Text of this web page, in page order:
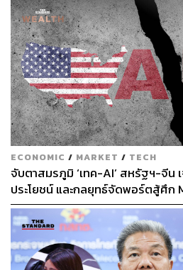
ECONOMIC / MARKET / TECH
จับตาสมรภูมิ ‘เทค-AI’ สหรัฐฯ-จีน
ประโยชน์ และกลยุทธ์จัดพอร์ตสู้ศึก
ข้างหน้า